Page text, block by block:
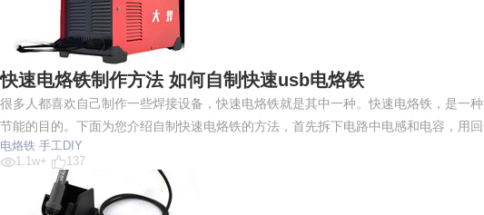
快速电烙铁制作方法 如何自制快速usb电烙铁
很多人都喜欢自己制作一些焊接设备，快速电烙铁就是其中一种。快速电烙铁，是一
节能的目的。下面为您介绍自制快速电烙铁的方法，首先拆下电路中电感和电容，用
电烙铁 手工DIY
1.1w+
137